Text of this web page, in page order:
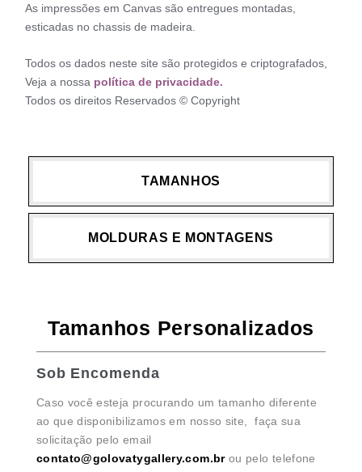
As impressões em Canvas são entregues montadas,
esticadas no chassis de madeira.
Todos os dados neste site são protegidos e criptografados,
Veja a nossa política de privacidade.
Todos os direitos Reservados © Copyright
TAMANHOS
MOLDURAS E MONTAGENS
Tamanhos Personalizados
Sob Encomenda
Caso você esteja procurando um tamanho diferente
ao que disponibilizamos em nosso site, faça sua
solicitação pelo email
contato@golovatygallery.com.brou pelo telefone